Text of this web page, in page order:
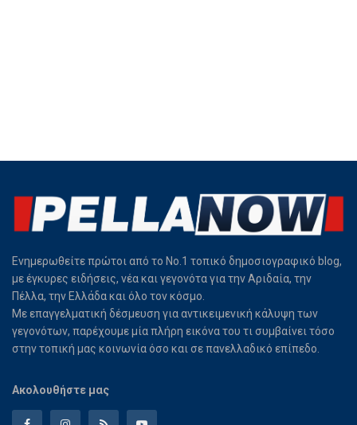
Ενημερωθείτε πρώτοι από το Νο.1 τοπικό δημοσιογραφικό blog,
με έγκυρες ειδήσεις, νέα και γεγονότα για την Αριδαία, την
Πέλλα, την Ελλάδα και όλο τον κόσμο.
Με επαγγελματική δέσμευση για αντικειμενική κάλυψη των
γεγονότων, παρέχουμε μία πλήρη εικόνα του τι συμβαίνει τόσο
στην τοπική μας κοινωνία όσο και σε πανελλαδικό επίπεδο.
Ακολουθήστε μας